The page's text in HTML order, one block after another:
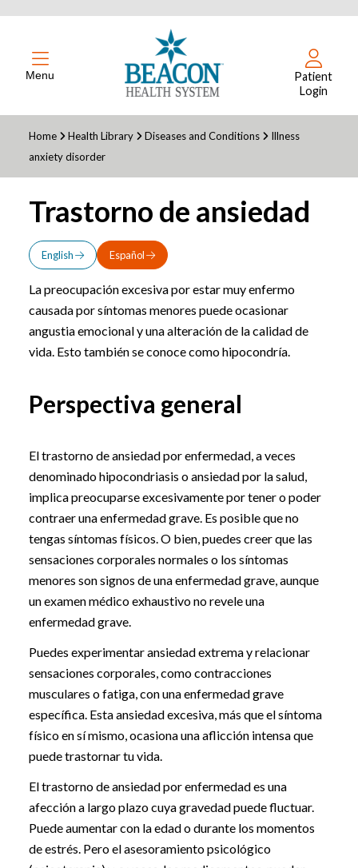
Menu
Patient
Login
Home Health Library Diseases and Conditions
Illness
anxiety disorder
Trastorno de ansiedad
English Español
La preocupación excesiva por estar muy enfermo
causada por síntomas menores puede ocasionar
angustia emocional y una alteración de la calidad de
vida. Esto también se conoce como hipocondría.
Perspectiva general
El trastorno de ansiedad por enfermedad, a veces
denominado hipocondriasis o ansiedad por la salud,
implica preocuparse excesivamente por tener o poder
contraer una enfermedad grave. Es posible que no
tengas síntomas físicos. O bien, puedes creer que las
sensaciones corporales normales o los síntomas
menores son signos de una enfermedad grave, aunque
un examen médico exhaustivo no revele una
enfermedad grave.
Puedes experimentar ansiedad extrema y relacionar
sensaciones corporales, como contracciones
musculares o fatiga, con una enfermedad grave
específica. Esta ansiedad excesiva, más que el síntoma
físico en sí mismo, ocasiona una aflicción intensa que
puede trastornar tu vida.
El trastorno de ansiedad por enfermedad es una
afección a largo plazo cuya gravedad puede fluctuar.
Puede aumentar con la edad o durante los momentos
de estrés. Pero el asesoramiento psicológico